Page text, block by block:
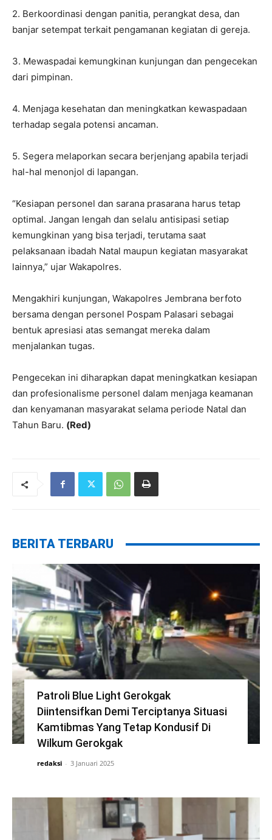
2. Berkoordinasi dengan panitia, perangkat desa, dan
banjar setempat terkait pengamanan kegiatan di gereja.
3. Mewaspadai kemungkinan kunjungan dan pengecekan
dari pimpinan.
4. Menjaga kesehatan dan meningkatkan kewaspadaan
terhadap segala potensi ancaman.
5. Segera melaporkan secara berjenjang apabila terjadi
hal-hal menonjol di lapangan.
“Kesiapan personel dan sarana prasarana harus tetap
optimal. Jangan lengah dan selalu antisipasi setiap
kemungkinan yang bisa terjadi, terutama saat
pelaksanaan ibadah Natal maupun kegiatan masyarakat
lainnya,” ujar Wakapolres.
Mengakhiri kunjungan, Wakapolres Jembrana berfoto
bersama dengan personel Pospam Palasari sebagai
bentuk apresiasi atas semangat mereka dalam
menjalankan tugas.
Pengecekan ini diharapkan dapat meningkatkan kesiapan
dan profesionalisme personel dalam menjaga keamanan
dan kenyamanan masyarakat selama periode Natal dan
Tahun Baru. (Red)
BERITA TERBARU
Patroli Blue Light Gerokgak
Diintensifkan Demi Terciptanya Situasi
Kamtibmas Yang Tetap Kondusif Di
Wilkum Gerokgak
redaksi - 3 Januari 2025